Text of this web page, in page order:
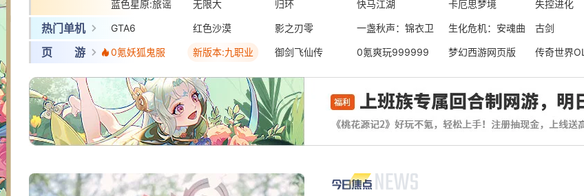
三国:天下归心
梦幻西游:时空
蓝色星原:旅谣
无限大 归环 快马江湖 卡厄思梦境 失控进化
热门单机 GTA6 红色沙漠 影之刃零 一盏秋声：锦衣卫 生化危机：安魂曲 古剑
页 游 0氪妖狐鬼服 新版本:九职业 御剑飞仙传 0氪爽玩999999 梦幻西游网页版 传奇世界OL